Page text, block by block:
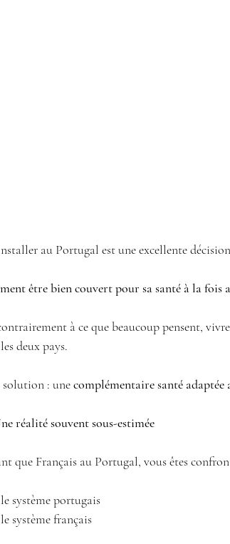
au Portugal est une excellente
être bien couvert pour sa santé à la fois
à ce que beaucoup pensent,
deux pays.
solution : une complémentaire santé
réalité souvent sous-estimée
que Français au Portugal, vous êtes
le système portugais
le système français